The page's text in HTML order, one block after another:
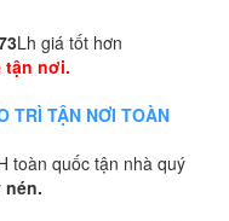
Lh giá tốt hơn
tận nơi.
TRÌ TẬN NƠI TOÀN
toàn quốc tận nhà quý
nén.